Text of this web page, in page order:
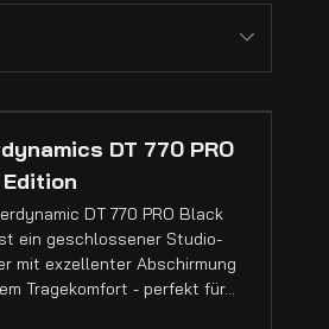
DT 770 PRO
DT 770 PRO Black
ein geschlossener Studio-
mit exzellenter Abschirmung
Tragekomfort - perfekt für…